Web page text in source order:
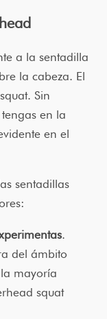
a la sentadilla
la cabeza. El
Sin
en la
en el
sentadillas
.
del ámbito
mayoría
squat